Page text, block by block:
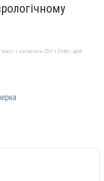
і натисніть Ctrl + Enter, щоб